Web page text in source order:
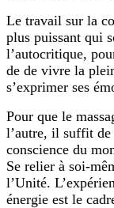
Le travail sur la
plus puissant qui
l’autocritique,
de de vivre la
s’exprimer ses
Pour que le
l’autre, il suffit de
conscience du
Se relier à soi-
l’Unité.
énergie est le